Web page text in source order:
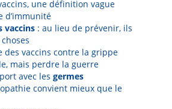
une définition vague
d’immunité
vaccins : au lieu de prévenir, ils
des vaccins contre la grippe
mais perdre la guerre
avec les germes
convient mieux que le